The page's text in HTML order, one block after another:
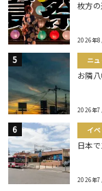
枚方の
2026年8
ニ
お隣
2026年7
イ
日本
2026年7